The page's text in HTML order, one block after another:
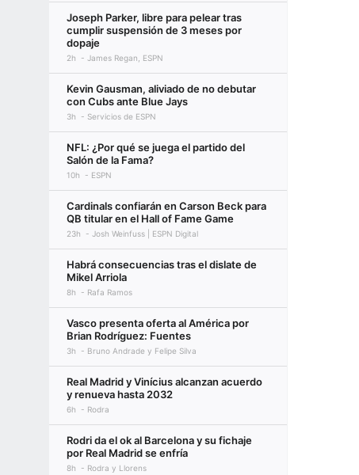
Joseph Parker, libre para pelear tras
cumplir suspensión de 3 meses por
dopaje
2h James Regan, ESPN
Kevin Gausman, aliviado de no debutar
con Cubs ante Blue Jays
3h Servicios de ESPN
NFL: ¿Por qué se juega el partido del
Salón de la Fama?
10h ESPN
Cardinals confiarán en Carson Beck para
QB titular en el Hall of Fame Game
23h Josh Weinfuss | ESPN Digital
Habrá consecuencias tras el dislate de
Mikel Arriola
8h Rafa Ramos
Vasco presenta oferta al América por
Brian Rodríguez: Fuentes
3h Bruno Andrade y Felipe Silva
Real Madrid y Vinícius alcanzan acuerdo
y renueva hasta 2032
6h Rodra
Rodri da el ok al Barcelona y su fichaje
por Real Madrid se enfría
8h Rodra y Llorens